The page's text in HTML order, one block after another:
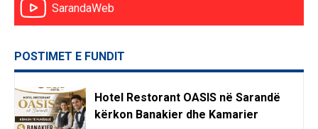
SarandaWeb
POSTIMET E FUNDIT
Hotel Restorant OASIS në Sarandë
kërkon Banakier dhe Kamarier